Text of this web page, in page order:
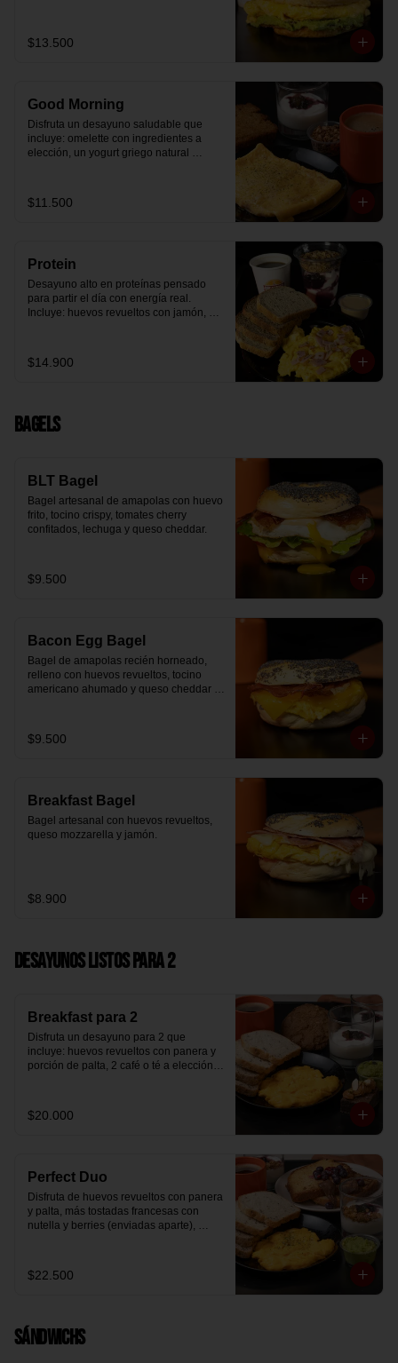
Se envía en bolsa delivery.
$13.500
Good Morning
Disfruta un desayuno saludable que
incluye: omelette con ingredientes a
elección, un yogurt griego natural
Breakfast y granola (endulzada con
miel), más un café o té a elección y un
$11.500
Protein
Desayuno alto en proteínas pensado
para partir el día con energía real.
Incluye: huevos revueltos con jamón,
mermelada de arándanos y granola
receta exclusiva The Breakfast, porción
$14.900
Bagels
BLT Bagel
Bagel artesanal de amapolas con huevo
frito, tocino crispy, tomates cherry
confitados, lechuga y queso cheddar.
$9.500
Bacon Egg Bagel
Bagel de amapolas recién horneado,
relleno con huevos revueltos, tocino
americano ahumado y queso cheddar
$9.500
Breakfast Bagel
Bagel artesanal con huevos revueltos,
queso mozzarella y jamón.
$8.900
Desayunos Listos para 2
Breakfast para 2
Disfruta un desayuno para 2 que
incluye: huevos revueltos con panera y
porción de palta, 2 café o té a elección, 2
hecha en casa, un mini brownie y galleta
de avena para compartir.
$20.000
Perfect Duo
Disfruta de huevos revueltos con panera
y palta, más tostadas francesas con
nutella y berries (enviadas aparte),
mermelada de arándanos y granola
hecha en casa.
$22.500
Sándwichs